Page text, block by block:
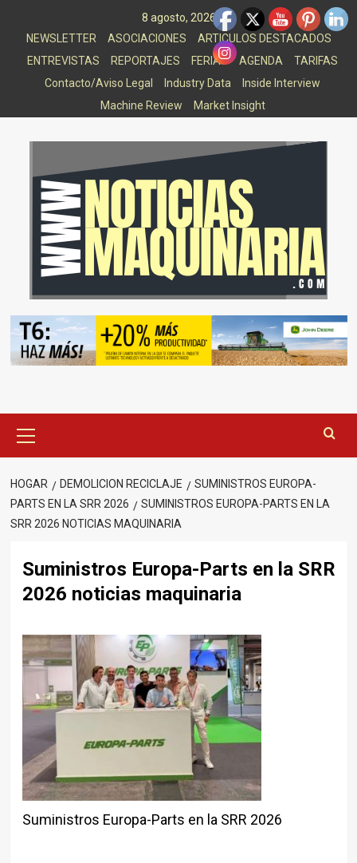
8 agosto, 2026
NEWSLETTER
ASOCIACIONES
ARTICULOS DESTACADOS
ENTREVISTAS
REPORTAJES FERIAS AGENDA
TARIFAS
Contacto/Aviso Legal
Industry Data
Inside Interview
Machine Review
Market Insight
principal
HOGAR DEMOLICION RECICLAJE
SUMINISTROS EUROPA-
PARTS EN LA SRR 2026
SUMINISTROS EUROPA-PARTS EN LA
SRR 2026 NOTICIAS MAQUINARIA
Suministros Europa-Parts en la SRR
2026 noticias maquinaria
Suministros Europa-Parts en la SRR 2026